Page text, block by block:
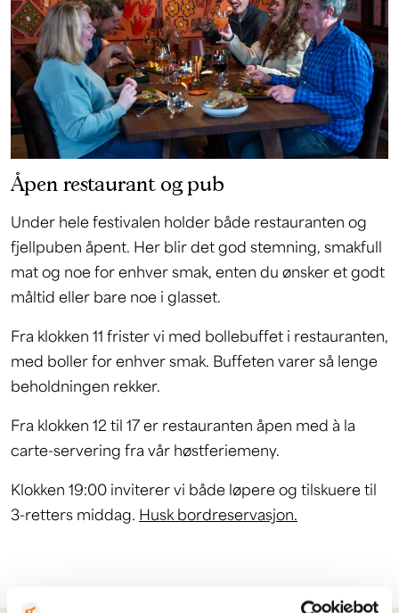
Åpen restaurant og pub
Under hele festivalen holder både restauranten og
fjellpuben åpent. Her blir det god stemning, smakfull
mat og noe for enhver smak, enten du ønsker et godt
måltid eller bare noe i glasset.
Fra klokken 11 frister vi med bollebuffet i restauranten,
med boller for enhver smak. Buffeten varer så lenge
beholdningen rekker.
Fra klokken 12 til 17 er restauranten åpen med à la
carte-servering fra vår høstferiemeny.
Klokken 19:00 inviterer vi både løpere og tilskuere til
3-retters middag. Husk bordreservasjon.